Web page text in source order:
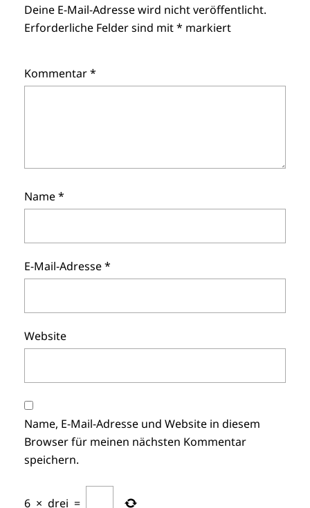
Deine E-Mail-Adresse wird nicht veröffentlicht.
Erforderliche Felder sind mit* markiert
Kommentar*
Name*
E-Mail-Adresse*
Website
Name, E-Mail-Adresse und Website in diesem
Browser für meinen nächsten Kommentar
speichern.
6 × drei =